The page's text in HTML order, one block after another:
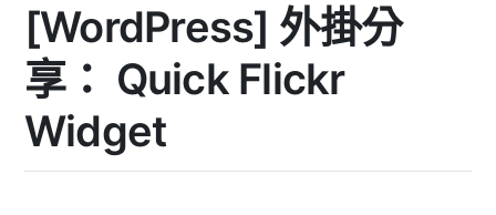
[WordPress] 外掛分
享： Quick Flickr
Widget